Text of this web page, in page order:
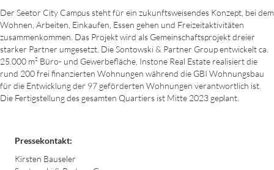
Der Seetor City Campus steht für ein zukunftsweisendes Konzept, bei dem
Wohnen, Arbeiten, Einkaufen, Essen gehen und Freizeitaktivitäten
zusammenkommen. Das Projekt wird als Gemeinschaftsprojekt dreier
starker Partner umgesetzt. Die Sontowski & Partner Group entwickelt ca.
25.000 m² Büro- und Gewerbefläche, Instone Real Estate realisiert die
rund 200 frei finanzierten Wohnungen während die GBI Wohnungsbau
für die Entwicklung der 97 geförderten Wohnungen verantwortlich ist.
Die Fertigstellung des gesamten Quartiers ist Mitte 2023 geplant.
Pressekontakt:
Kirsten Bauseler